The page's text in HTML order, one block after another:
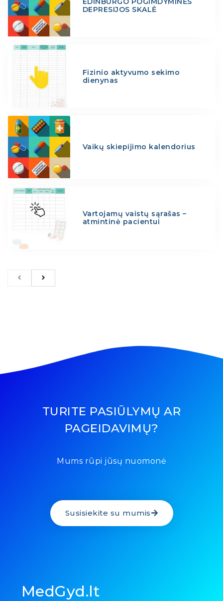
DEPRESIJOS SKALĖ
Fizinio aktyvumo sekimo
dienynas
Vaikų skiepijimo kalendorius
Vartojamų vaistų sąrašas –
atmintinė pacientui
TURITE PASIŪLYMŲ AR
PAGEIDAVIMŲ?
Mums rūpi jūsų nuomonė
Susisiekite su mumis
MedGyd.lt